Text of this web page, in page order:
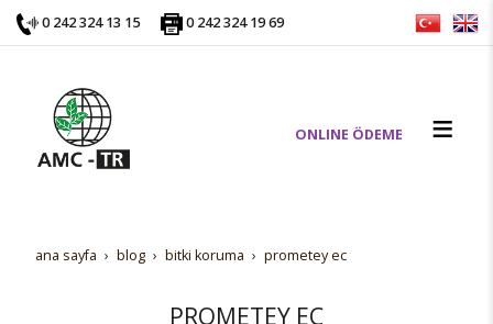
0 242 324 13 15 0 242 324 19 69
ONLINE ÖDEME
ana sayfa blog bi̇tki̇ koruma prometey ec
PROMETEY EC